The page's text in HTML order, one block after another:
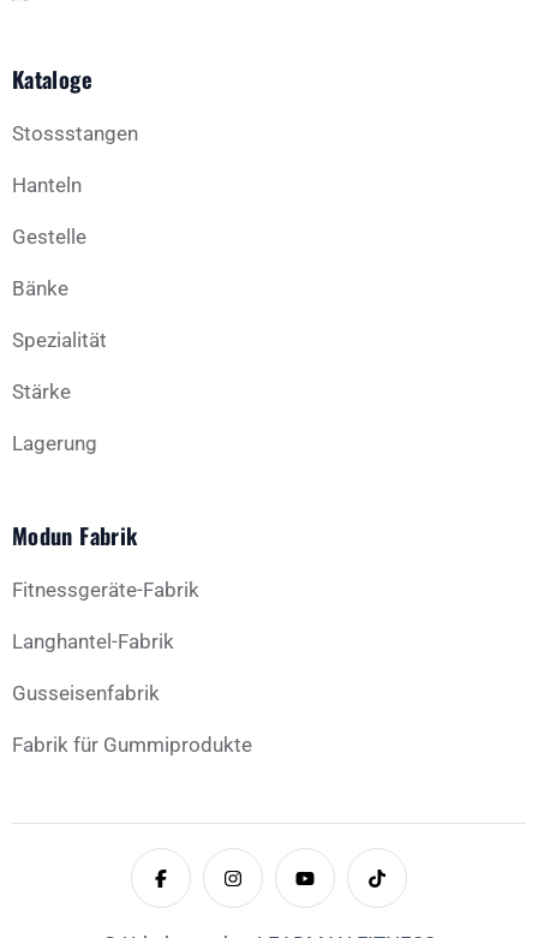
Kataloge
Stossstangen
Hanteln
Gestelle
Bänke
Spezialität
Stärke
Lagerung
Modun Fabrik
Fitnessgeräte-Fabrik
Langhantel-Fabrik
Gusseisenfabrik
Fabrik für Gummiprodukte